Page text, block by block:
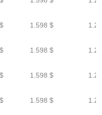
1.598 $
1.598 $
1.598 $
1.598 $